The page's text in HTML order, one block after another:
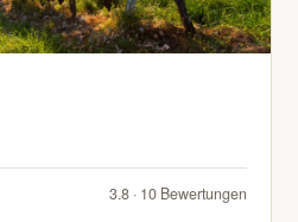
3.8 · 10 Bewertungen